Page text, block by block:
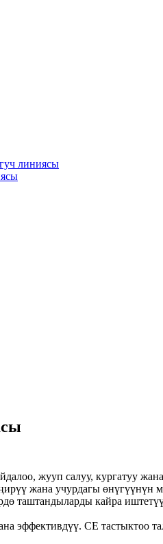
линиясы
жууп салуу, кургатуу
жана учурдагы
таштандыларды кайра
эффективдүү. CE тастыктоо